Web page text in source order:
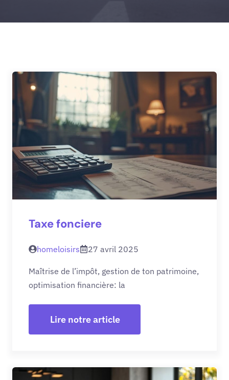
Taxe fonciere
homeloisirs 27 avril 2025
Maîtrise de l’impôt, gestion de ton patrimoine,
optimisation financière: la
Lire notre article